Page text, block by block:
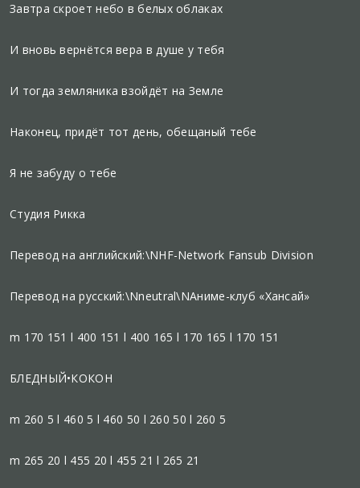
Завтра скроет небо в белых облаках
И вновь вернётся вера в душе у тебя
И тогда земляника взойдёт на Земле
Наконец, придёт тот день, обещаный тебе
Я не забуду о тебе
Студия Рикка
Перевод на английский:\NHF-Network Fansub Division
Перевод на русский:\Nneutral\NАниме-клуб «Хансай»
m 170 151 l 400 151 l 400 165 l 170 165 l 170 151
БЛЕДНЫЙ•КОКОН
m 260 5 l 460 5 l 460 50 l 260 50 l 260 5
m 265 20 l 455 20 l 455 21 l 265 21